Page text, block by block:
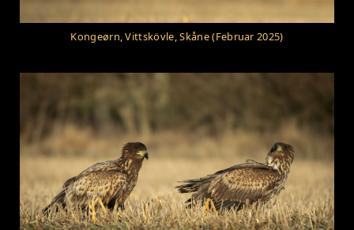
Kongeørn, Vittskövle, Skåne (Februar 2025)